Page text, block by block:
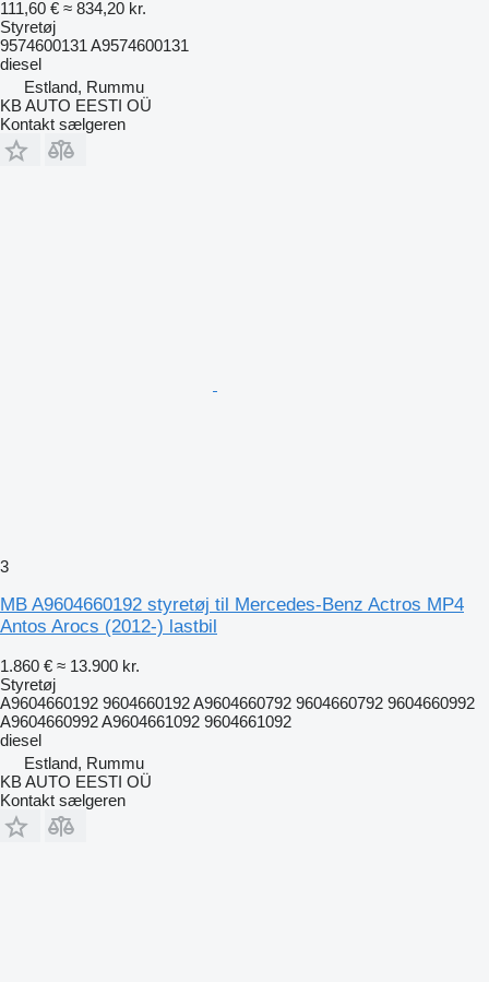
111,60 € ≈ 834,20 kr.
Styretøj
9574600131 A9574600131
diesel
Estland, Rummu
KB AUTO EESTI OÜ
Kontakt sælgeren
3
MB A9604660192 styretøj til Mercedes-Benz Actros MP4
Antos Arocs (2012-) lastbil
1.860 € ≈ 13.900 kr.
Styretøj
A9604660192 9604660192 A9604660792 9604660792 9604660992
A9604660992 A9604661092 9604661092
diesel
Estland, Rummu
KB AUTO EESTI OÜ
Kontakt sælgeren